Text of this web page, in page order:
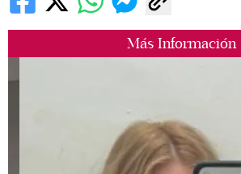
Más Información